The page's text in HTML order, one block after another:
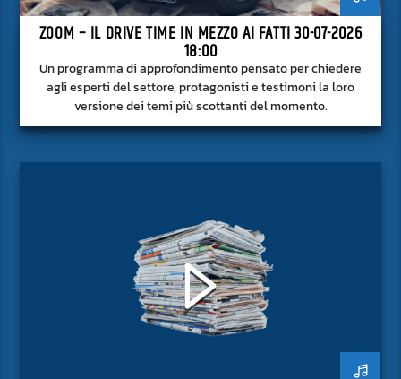
ZOOM – IL DRIVE TIME IN MEZZO AI FATTI 30-07-2026
18:00
Un programma di approfondimento pensato per chiedere
agli esperti del settore, protagonisti e testimoni la loro
versione dei temi più scottanti del momento.